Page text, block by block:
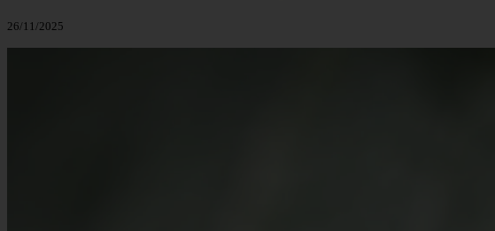
26/11/2025